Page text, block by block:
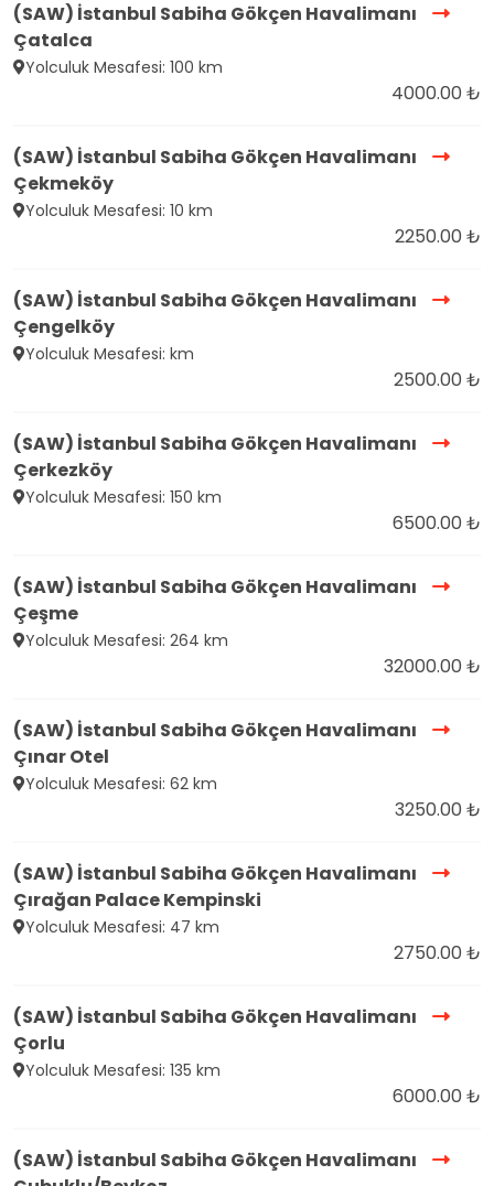
(SAW) İstanbul Sabiha Gökçen Havalimanı
Çatalca
Yolculuk Mesafesi: 100 km
4000.00 ₺
(SAW) İstanbul Sabiha Gökçen Havalimanı
Çekmeköy
Yolculuk Mesafesi: 10 km
2250.00 ₺
(SAW) İstanbul Sabiha Gökçen Havalimanı
Çengelköy
Yolculuk Mesafesi: km
2500.00 ₺
(SAW) İstanbul Sabiha Gökçen Havalimanı
Çerkezköy
Yolculuk Mesafesi: 150 km
6500.00 ₺
(SAW) İstanbul Sabiha Gökçen Havalimanı
Çeşme
Yolculuk Mesafesi: 264 km
32000.00 ₺
(SAW) İstanbul Sabiha Gökçen Havalimanı
Çınar Otel
Yolculuk Mesafesi: 62 km
3250.00 ₺
(SAW) İstanbul Sabiha Gökçen Havalimanı
Çırağan Palace Kempinski
Yolculuk Mesafesi: 47 km
2750.00 ₺
(SAW) İstanbul Sabiha Gökçen Havalimanı
Çorlu
Yolculuk Mesafesi: 135 km
6000.00 ₺
(SAW) İstanbul Sabiha Gökçen Havalimanı